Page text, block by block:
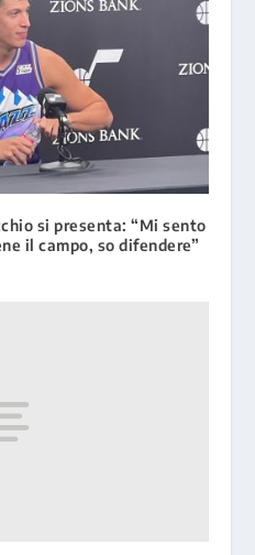
si presenta: “Mi sento
il campo, so difendere”